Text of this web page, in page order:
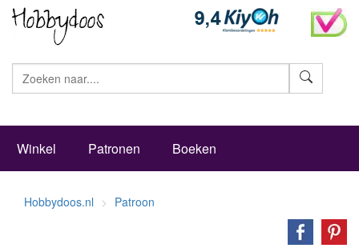
Winkel Patronen Boeken
Hobbydoos.nl Patroon